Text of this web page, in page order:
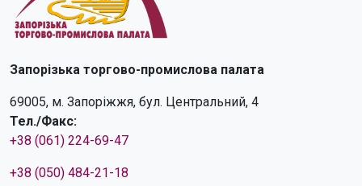
Запорізька торгово-промислова палата
69005, м. Запоріжжя, бул. Центральний, 4
Тел./Факс:
+38 (061) 224-69-47
+38 (050) 484-21-18